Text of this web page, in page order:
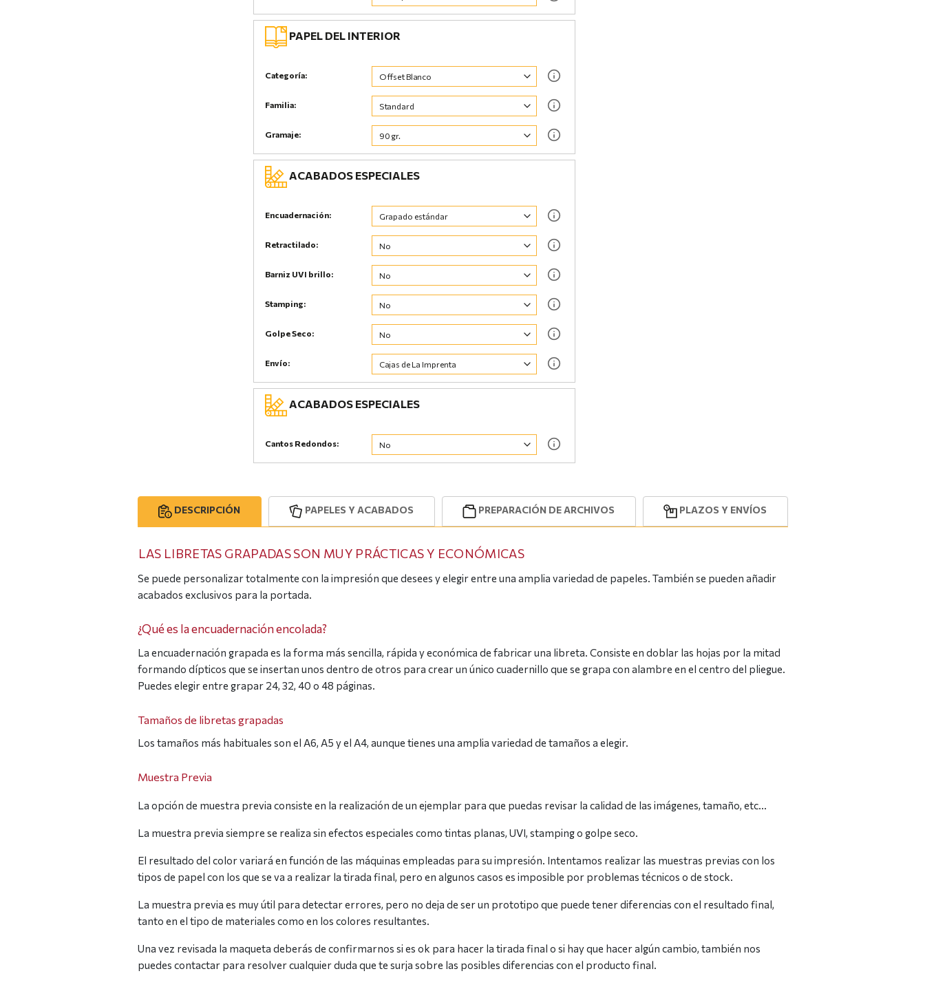
PAPEL DEL INTERIOR
Categoría:
Familia:
Gramaje:
ACABADOS ESPECIALES
Encuadernación:
Retractilado:
Barniz UVI brillo:
Stamping:
Golpe Seco:
Envío:
ACABADOS ESPECIALES
Cantos Redondos:
DESCRIPCIÓN PAPELES Y ACABADOS PREPARACIÓN DE ARCHIVOS PLAZOS Y ENVÍOS
LAS LIBRETAS GRAPADAS SON MUY PRÁCTICAS Y ECONÓMICAS
Se puede personalizar totalmente con la impresión que desees y elegir entre una amplia variedad de papeles. También se pueden añadir
acabados exclusivos para la portada.
¿Qué es la encuadernación encolada?
La encuadernación grapada es la forma más sencilla, rápida y económica de fabricar una libreta. Consiste en doblar las hojas por la mitad
formando dípticos que se insertan unos dentro de otros para crear un único cuadernillo que se grapa con alambre en el centro del pliegue.
Puedes elegir entre grapar 24, 32, 40 o 48 páginas.
Tamaños de libretas grapadas
Los tamaños más habituales son el A6, A5 y el A4, aunque tienes una amplia variedad de tamaños a elegir.
Muestra Previa
La opción de muestra previa consiste en la realización de un ejemplar para que puedas revisar la calidad de las imágenes, tamaño, etc…
La muestra previa siempre se realiza sin efectos especiales como tintas planas, UVI, stamping o golpe seco.
El resultado del color variará en función de las máquinas empleadas para su impresión. Intentamos realizar las muestras previas con los
tipos de papel con los que se va a realizar la tirada final, pero en algunos casos es imposible por problemas técnicos o de stock.
La muestra previa es muy útil para detectar errores, pero no deja de ser un prototipo que puede tener diferencias con el resultado final,
tanto en el tipo de materiales como en los colores resultantes.
Una vez revisada la maqueta deberás de confirmarnos si es ok para hacer la tirada final o si hay que hacer algún cambio, también nos
puedes contactar para resolver cualquier duda que te surja sobre las posibles diferencias con el producto final.